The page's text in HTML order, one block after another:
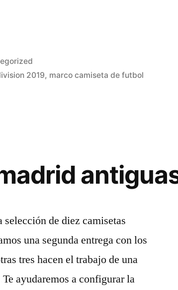
2019, marco camiseta de futbol
de diez camisetas
una segunda entrega con los
tres hacen el trabajo de una
ayudaremos a configurar la